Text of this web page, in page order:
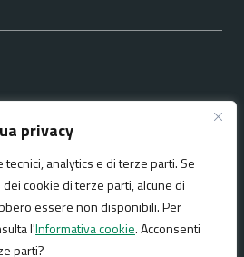
privacy
analytics e di terze parti. Se
cookie di terze parti, alcune di
essere non disponibili. Per
l'Informativa cookie. Acconsenti
parti?
Mappa del sito